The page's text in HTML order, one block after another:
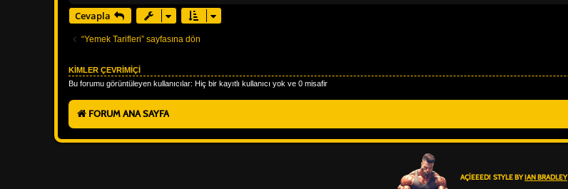
Cevapla
“Yemek Tarifleri” sayfasına dön
KIMLER ÇEVRIMIÇI
Bu forumu görüntüleyen kullanıcılar: Hiç bir kayıtlı kullanıcı yok ve 0 misafir
FORUM ANA SAYFA
AÇIEEED! STYLE BY IAN BRADLEY